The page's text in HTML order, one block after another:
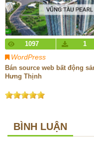
1097 1
WordPress
Bán source web bất động
Hưng Thịnh
BÌNH LUẬN